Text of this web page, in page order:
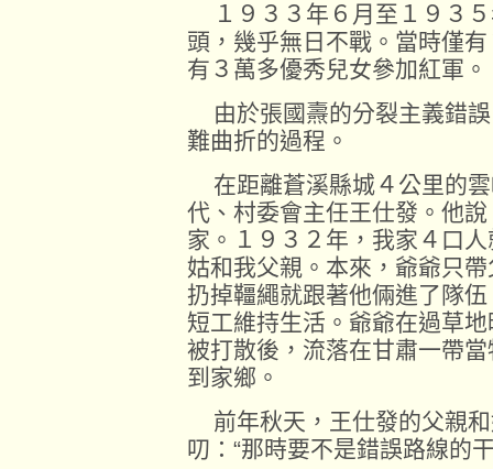
１９３３年６月至１９３
頭，幾乎無日不戰。當時僅
有３萬多優秀兒女參加紅軍。
由於張國燾的分裂主義錯
難曲折的過程。
在距離蒼溪縣城４公里的
代、村委會主任王仕發。他
家。１９３２年，我家４口
姑和我父親。本來，爺爺只
扔掉韁繩就跟著他倆進了隊
短工維持生活。爺爺在過草
被打散後，流落在甘肅一帶
到家鄉。
前年秋天，王仕發的父親
叨：“那時要不是錯誤路線的